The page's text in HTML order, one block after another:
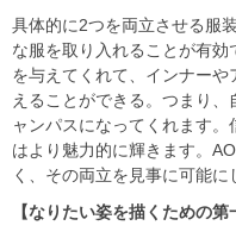
具体的に2つを両立させる服
な服を取り入れることが有
を与えてくれて、インナー
えることができる。つまり
ャンパスになってくれます
はより魅力的に輝きます。
く、その両立を見事に可能に
【なりたい姿を描くための第